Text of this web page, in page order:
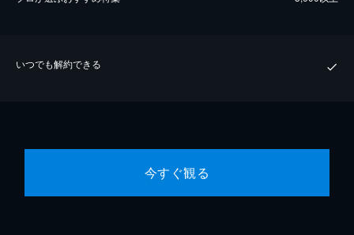
いつでも解約できる
今すぐ観る